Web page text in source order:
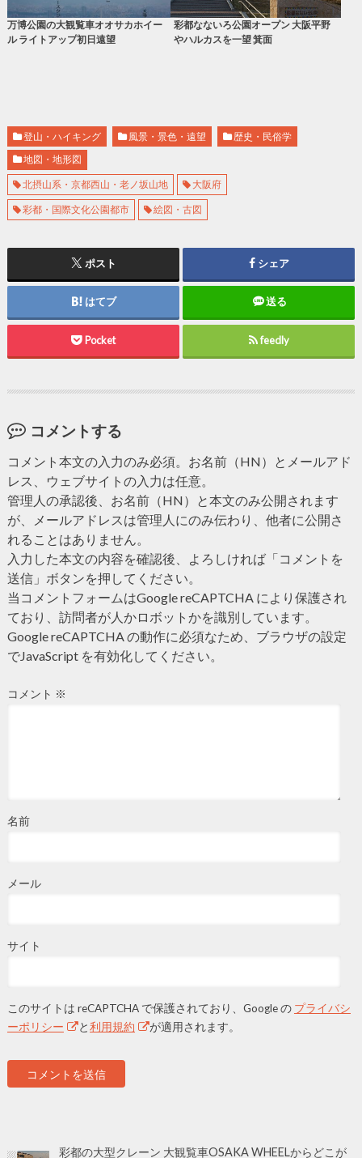
万博公園の大観覧車オオサカホイー
ル ライトアップ初日遠望
彩都なないろ公園オープン 大阪平野
やハルカスを一望 箕面
登山・ハイキング 風景・景色・遠望
歴史・民俗学
地図・地形図
北摂山系・京都西山・老ノ坂山地 大阪府
彩都・国際文化公園都市 絵図・古図
ポスト シェア
はてブ 送る
Pocket feedly
コメントする
コメント本文の入力のみ必須。お名前（HN）とメールアド
レス、ウェブサイトの入力は任意。
管理人の承認後、お名前（HN）と本文のみ公開されます
が、メールアドレスは管理人にのみ伝わり、他者に公開さ
れることはありません。
入力した本文の内容を確認後、よろしければ「コメントを
送信」ボタンを押してください。
当コメントフォームはGoogle reCAPTCHA により保護され
ており、訪問者が人かロボットかを識別しています。
Google reCAPTCHA の動作に必須なため、ブラウザの設定
でJavaScript を有効化してください。
コメント ※
名前
メール
サイト
このサイトは reCAPTCHA で保護されており、Google の プライバシ
ーポリシー
と利用規約 が適用されます。
彩都の大型クレーン 大観覧車OSAKA WHEELからどこが